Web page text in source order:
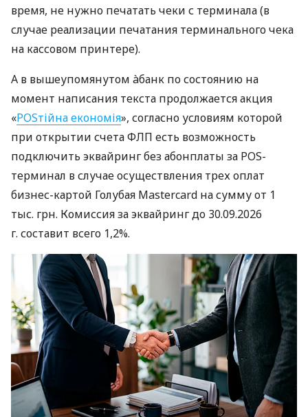
время, не нужно печатать чеки с терминала (в
случае реализации печатания терминального чека
на кассовом принтере).
А в вышеупомянутом àбанк по состоянию на
момент написания текста продолжается акция
«POSтійна економія», согласно условиям которой
при открытии счета ФЛП есть возможность
подключить эквайринг без абонплаты за POS-
терминал в случае осуществления трех оплат
бизнес-картой Голубая Mastercard на сумму от 1
тыс. грн. Комиссия за эквайринг до 30.09.2026
г. составит всего 1,2%.